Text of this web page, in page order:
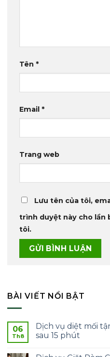
Tên *
Email *
Trang web
Lưu tên của tôi,
trình duyệt này cho lần
tôi.
BÀI VIẾT NỔI BẬT
06
Th8
Dịch vụ diệt mối
sau 15 phút